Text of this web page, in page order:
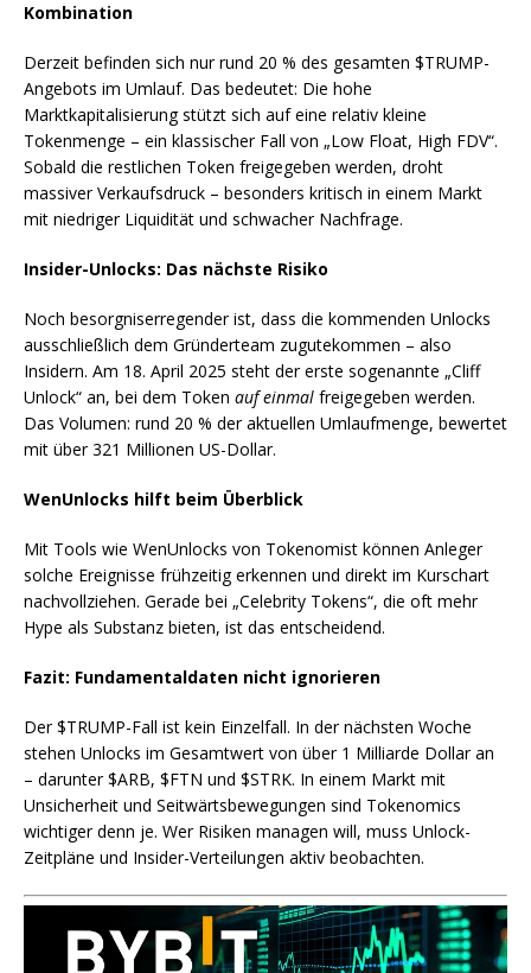
Kombination
Derzeit befinden sich nur rund 20 % des gesamten $TRUMP-
Angebots im Umlauf. Das bedeutet: Die hohe
Marktkapitalisierung stützt sich auf eine relativ kleine
Tokenmenge – ein klassischer Fall von „Low Float, High FDV“.
Sobald die restlichen Token freigegeben werden, droht
massiver Verkaufsdruck – besonders kritisch in einem Markt
mit niedriger Liquidität und schwacher Nachfrage.
Insider-Unlocks: Das nächste Risiko
Noch besorgniserregender ist, dass die kommenden Unlocks
ausschließlich dem Gründerteam zugutekommen – also
Insidern. Am 18. April 2025 steht der erste sogenannte „Cliff
Unlock“ an, bei dem Token auf einmal freigegeben werden.
Das Volumen: rund 20 % der aktuellen Umlaufmenge, bewertet
mit über 321 Millionen US-Dollar.
WenUnlocks hilft beim Überblick
Mit Tools wie WenUnlocks von Tokenomist können Anleger
solche Ereignisse frühzeitig erkennen und direkt im Kurschart
nachvollziehen. Gerade bei „Celebrity Tokens“, die oft mehr
Hype als Substanz bieten, ist das entscheidend.
Fazit: Fundamentaldaten nicht ignorieren
Der $TRUMP-Fall ist kein Einzelfall. In der nächsten Woche
stehen Unlocks im Gesamtwert von über 1 Milliarde Dollar an
– darunter $ARB, $FTN und $STRK. In einem Markt mit
Unsicherheit und Seitwärtsbewegungen sind Tokenomics
wichtiger denn je. Wer Risiken managen will, muss Unlock-
Zeitpläne und Insider-Verteilungen aktiv beobachten.